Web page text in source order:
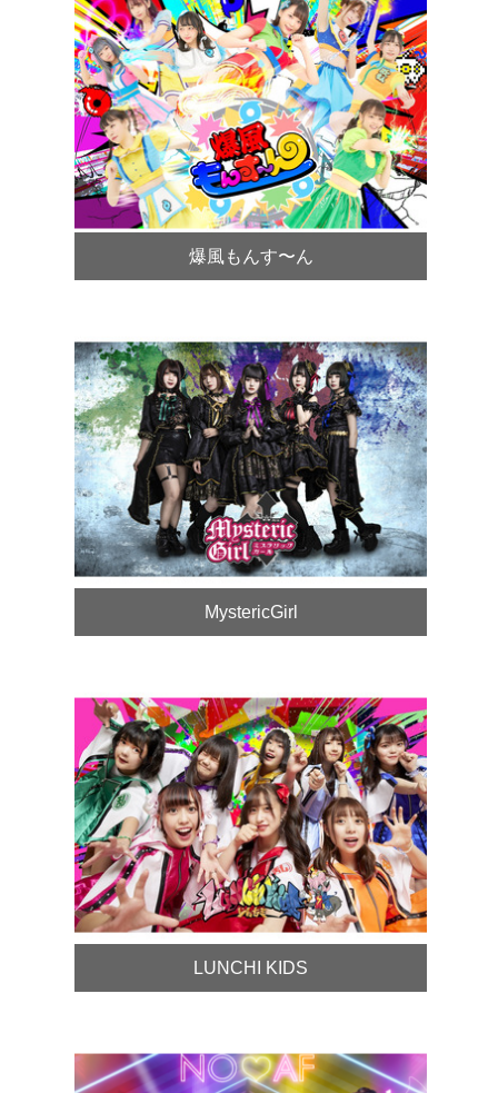
爆風もんす〜ん
MystericGirl
LUNCHI KIDS